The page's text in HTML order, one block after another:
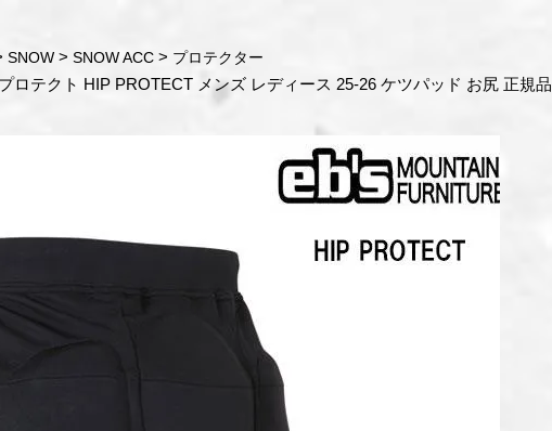
SNOW SNOW ACC プロテクター
ロテクト HIP PROTECT メンズ レディース 25-26 ケツパッド お尻 正規品